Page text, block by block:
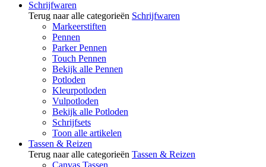
Schrijfwaren
Terug naar alle categorieën Schrijfwaren
Markeerstiften
Pennen
Parker Pennen
Touch Pennen
Bekijk alle Pennen
Potloden
Kleurpotloden
Vulpotloden
Bekijk alle Potloden
Schrijfsets
Toon alle artikelen
Tassen & Reizen
Terug naar alle categorieën Tassen & Reizen
Canvas Tassen